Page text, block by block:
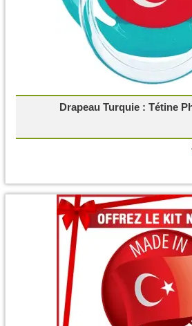
Drapeau Turquie : Tétine